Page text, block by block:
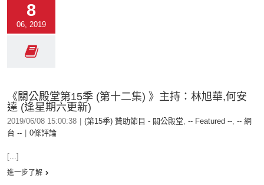
8
06, 2019
《關公殿堂第15季 (第十二集) 》主持：林旭華,何安
達 (逢星期六更新)
2019/06/08 15:00:38 (第15季) 贊助節目 - 關公殿堂, -- Featured --, -- 網
台 --
0條評論
[...]
進一步了解